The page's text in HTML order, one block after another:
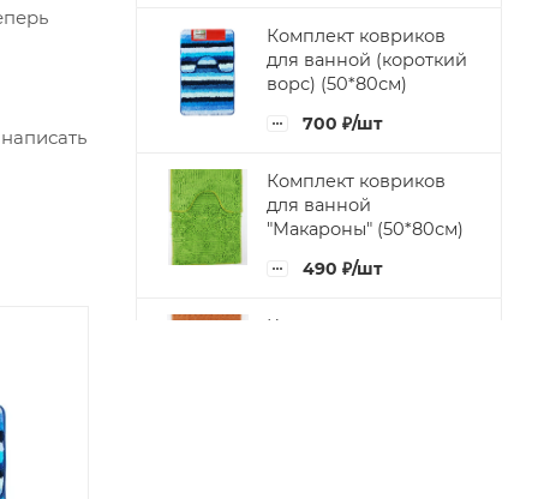
Комплект ковриков
для ванной (короткий
ворс) (50*80см)
700 ₽/шт
Комплект ковриков
для ванной
"Макароны" (50*80см)
490 ₽/шт
Комплект ковриков